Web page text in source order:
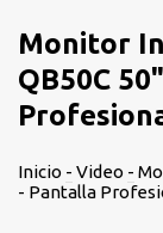
Monitor
QB50C
Inicio - Video -
- Pantalla